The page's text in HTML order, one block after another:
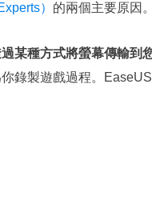
） 的兩個主要原因。
某種方式將螢幕傳輸到
錄製遊戲過程。